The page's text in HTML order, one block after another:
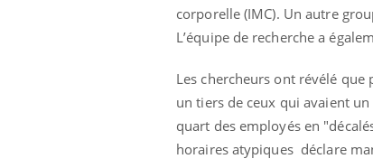
corporelle (IMC). Un autre
L’équipe de recherche a
Les chercheurs ont révélé
un tiers de ceux qui avaient
quart des employés en
horaires atypiques déclare